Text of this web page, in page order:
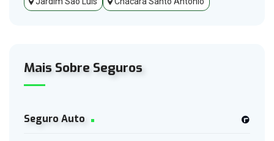
Mais Sobre Seguros
Seguro Auto